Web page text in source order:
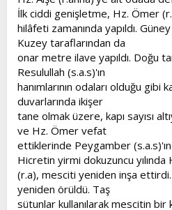
İlk ciddi genişletme, Hz. Ömer
hilâfeti zamanında yapıldı.
Kuzey taraflarından da
onar metre ilave yapıldı. Doğu
Resulullah (s.a.s)'ın
hanımlarının odaları olduğu gibi
duvarlarında ikişer
tane olmak üzere, kapı sayısı
ve Hz. Ömer vefat
ettiklerinde Peygamber
Hicretin yirmi dokuzuncu yılında
(r.a), mesciti yeniden inşa
yeniden örüldü. Taş
sütunlar kullanılarak mescitin bir